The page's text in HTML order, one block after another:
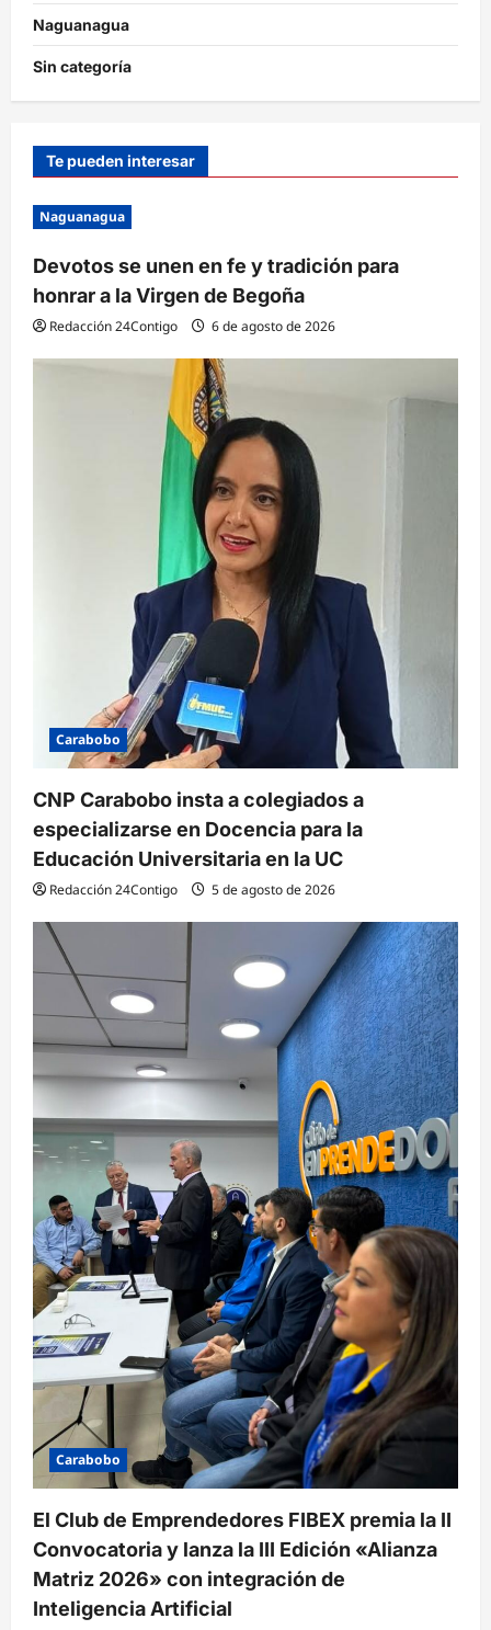
Naguanagua
Sin categoría
Te pueden interesar
Naguanagua
Devotos se unen en fe y tradición para
honrar a la Virgen de Begoña
Redacción 24Contigo 6 de agosto de 2026
Carabobo
CNP Carabobo insta a colegiados a
especializarse en Docencia para la
Educación Universitaria en la UC
Redacción 24Contigo 5 de agosto de 2026
Carabobo
El Club de Emprendedores FIBEX premia la II
Convocatoria y lanza la III Edición «Alianza
Matriz 2026» con integración de
Inteligencia Artificial